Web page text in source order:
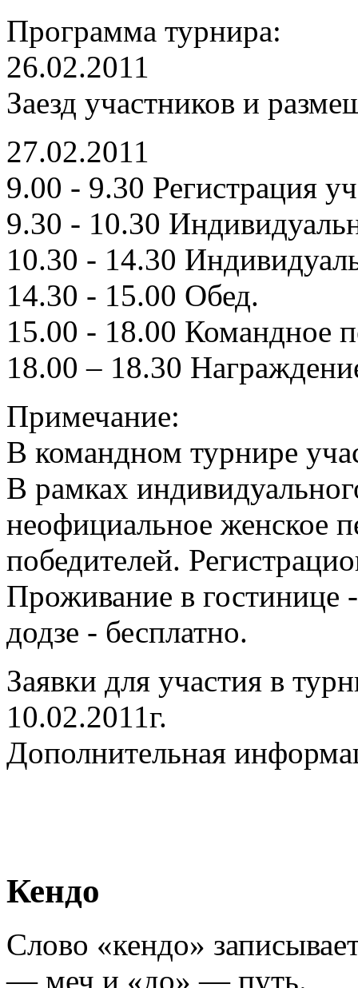
Программа турнира:
26.02.2011
Заезд участников и
27.02.2011
9.00 - 9.30 Регистрация
9.30 - 10.30
10.30 - 14.30
14.30 - 15.00 Обед.
15.00 - 18.00 Командное
18.00 – 18.30
Примечание:
В командном турнире
В рамках
неофициальное женское
победителей.
Проживание в гостинице
додзе - бесплатно.
Заявки для участия в
10.02.2011г.
Дополнительная
Кендо
Слово «кендо»
— меч и «до» — путь.